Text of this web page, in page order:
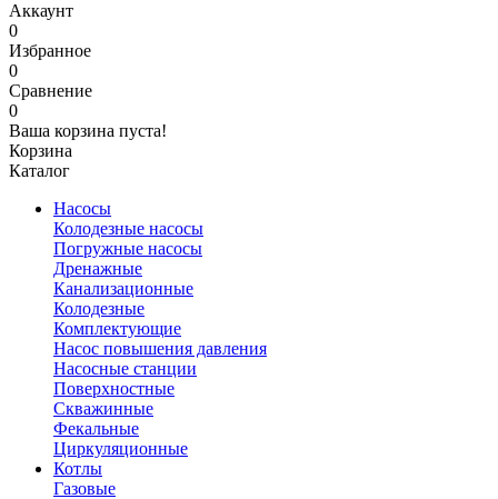
Аккаунт
0
Избранное
0
Сравнение
0
Ваша корзина пуста!
Корзина
Каталог
Насосы
Колодезные насосы
Погружные насосы
Дренажные
Канализационные
Колодезные
Комплектующие
Насос повышения давления
Насосные станции
Поверхностные
Скважинные
Фекальные
Циркуляционные
Котлы
Газовые